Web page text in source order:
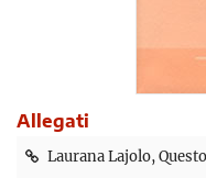
Allegati
Laurana Lajolo,